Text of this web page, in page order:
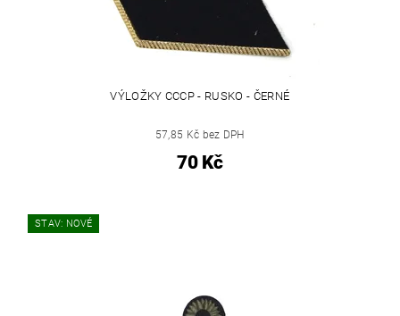
VÝLOŽKY CCCP - RUSKO - ČERNÉ
57,85 Kč bez DPH
70 Kč
STAV: NOVÉ